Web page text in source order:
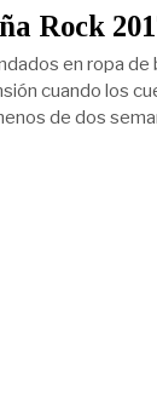
Rock
en ropa de
cuando los
de dos